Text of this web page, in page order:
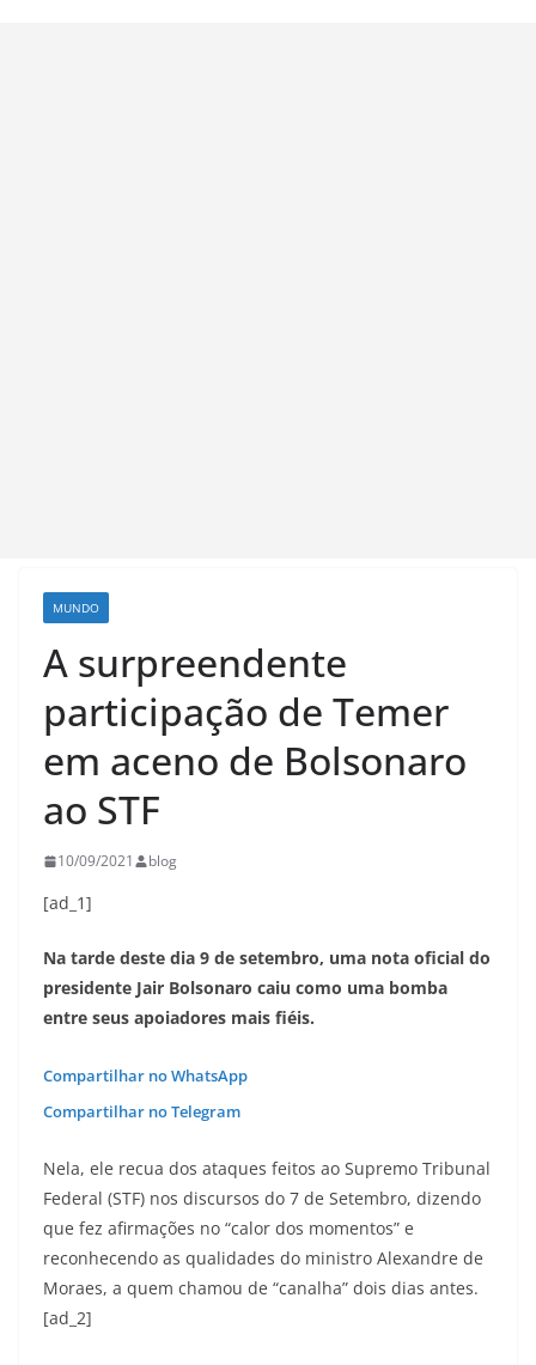
MUNDO
A surpreendente
participação de Temer
em aceno de Bolsonaro
ao STF
10/09/2021 blog
[ad_1]
Na tarde deste dia 9 de setembro, uma nota oficial do
presidente Jair Bolsonaro caiu como uma bomba
entre seus apoiadores mais fiéis.
Compartilhar no WhatsApp
Compartilhar no Telegram
Nela, ele recua dos ataques feitos ao Supremo Tribunal
Federal (STF) nos discursos do 7 de Setembro, dizendo
que fez afirmações no “calor dos momentos” e
reconhecendo as qualidades do ministro Alexandre de
Moraes, a quem chamou de “canalha” dois dias antes.
[ad_2]